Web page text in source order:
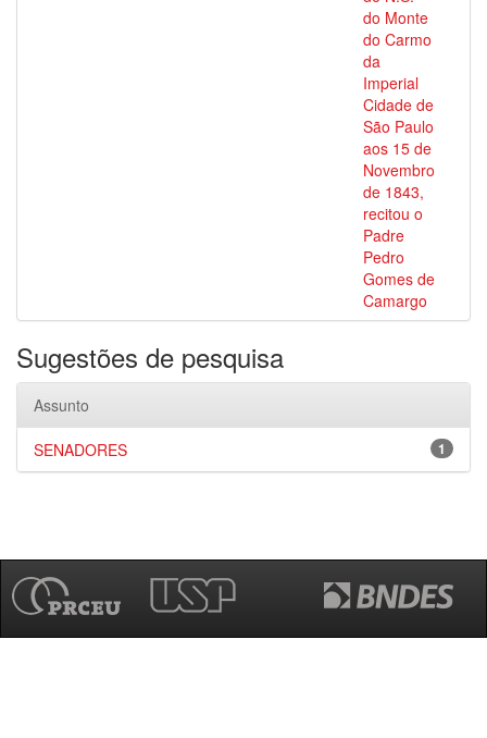
do Monte
do Carmo
da
Imperial
Cidade de
São Paulo
aos 15 de
Novembro
de 1843,
recitou o
Padre
Pedro
Gomes de
Camargo
Sugestões de pesquisa
Assunto
1
SENADORES